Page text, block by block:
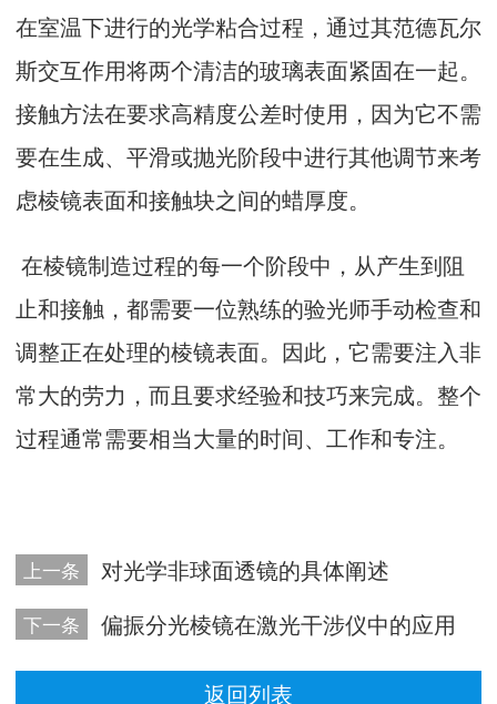
在室温下进行的光学粘合过程，通过其范德瓦尔
斯交互作用将两个清洁的玻璃表面紧固在一起。
接触方法在要求高精度公差时使用，因为它不需
要在生成、平滑或抛光阶段中进行其他调节来考
虑棱镜表面和接触块之间的蜡厚度。
在棱镜制造过程的每一个阶段中，从产生到阻
止和接触，都需要一位熟练的验光师手动检查和
调整正在处理的棱镜表面。因此，它需要注入非
常大的劳力，而且要求经验和技巧来完成。整个
过程通常需要相当大量的时间、工作和专注。
上一条 对光学非球面透镜的具体阐述
下一条 偏振分光棱镜在激光干涉仪中的应用
返回列表